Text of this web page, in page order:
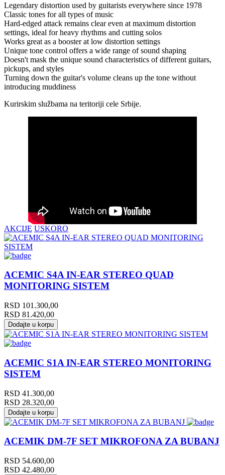
Legendary distortion used by guitarists everywhere since 1978
Classic tones for all types of music
Hard-edged attack remains clear even at maximum distortion
settings, ideal for heavy rhythms and cutting solos
Works great as a booster at low distortion settings
Unique tone control offers a wide range of sound shaping
Doesn't mask the unique sound characteristics of different guitars,
pickups, and styles
Turning down the guitar's volume cleans up the tone without
introducing muddiness
Kurirskim službama na teritoriji cele Srbije.
AKCIJE USKORO
ACEMIC S4A IN-EAR STEREO QUAD
MONITORING SISTEM
RSD 101.300,00
RSD 81.420,00
Dodajte u korpu
ACEMIC S1A IN-EAR STEREO MONITORING
SISTEM
RSD 41.300,00
RSD 28.320,00
Dodajte u korpu
ACEMIK DM-7F SET MIKROFONA ZA BUBANJ
RSD 54.600,00
RSD 42.480,00